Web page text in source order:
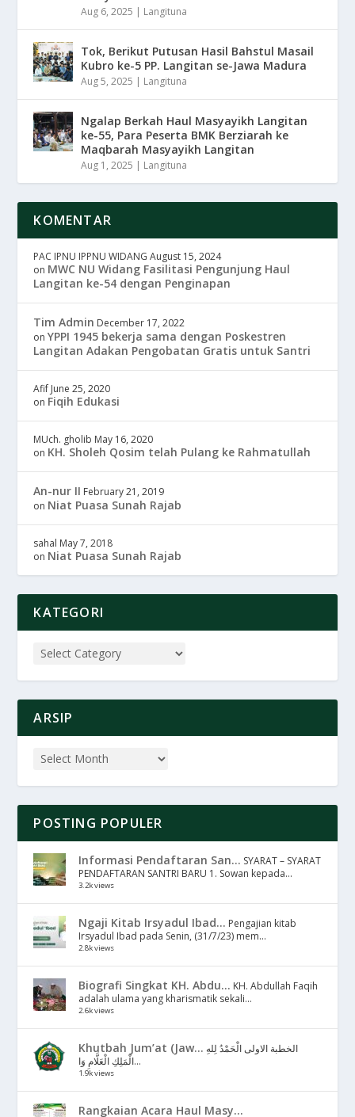
Aug 6, 2025 | Langituna
Tok, Berikut Putusan Hasil Bahstul Masail
Kubro ke-5 PP. Langitan se-Jawa Madura
Aug 5, 2025 | Langituna
Ngalap Berkah Haul Masyayikh Langitan
ke-55, Para Peserta BMK Berziarah ke
Maqbarah Masyayikh Langitan
Aug 1, 2025 | Langituna
KOMENTAR
PAC IPNU IPPNU WIDANG August 15, 2024
on MWC NU Widang Fasilitasi Pengunjung Haul
Langitan ke-54 dengan Penginapan
Tim Admin December 17, 2022
onYPPI 1945 bekerja sama dengan Poskestren
Langitan Adakan Pengobatan Gratis untuk Santri
Afif June 25, 2020
on Fiqih Edukasi
MUch. gholib May 16, 2020
on KH. Sholeh Qosim telah Pulang ke Rahmatullah
An-nur II February 21, 2019
on Niat Puasa Sunah Rajab
sahal May 7, 2018
on Niat Puasa Sunah Rajab
KATEGORI
ARSIP
POSTING POPULER
Informasi Pendaftaran San... SYARAT – SYARAT
PENDAFTARAN SANTRI BARU 1. Sowan kepada...
3.2k views
Ngaji Kitab Irsyadul Ibad... Pengajian kitab
Irsyadul Ibad pada Senin, (31/7/23) mem...
2.8k views
Biografi Singkat KH. Abdu... KH. Abdullah Faqih
adalah ulama yang kharismatik sekali...
2.6k views
Khutbah Jum’at (Jaw... الخطبة الاولى الْحَمْدُ لِلهِ
الْمَلِكِ الْعَلَّامِ وَا...
1.9k views
Rangkaian Acara Haul Masy...